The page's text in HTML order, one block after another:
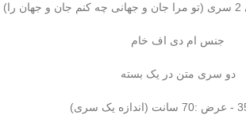
جنس ام دی اف خام
دو سری متن در یک بسته